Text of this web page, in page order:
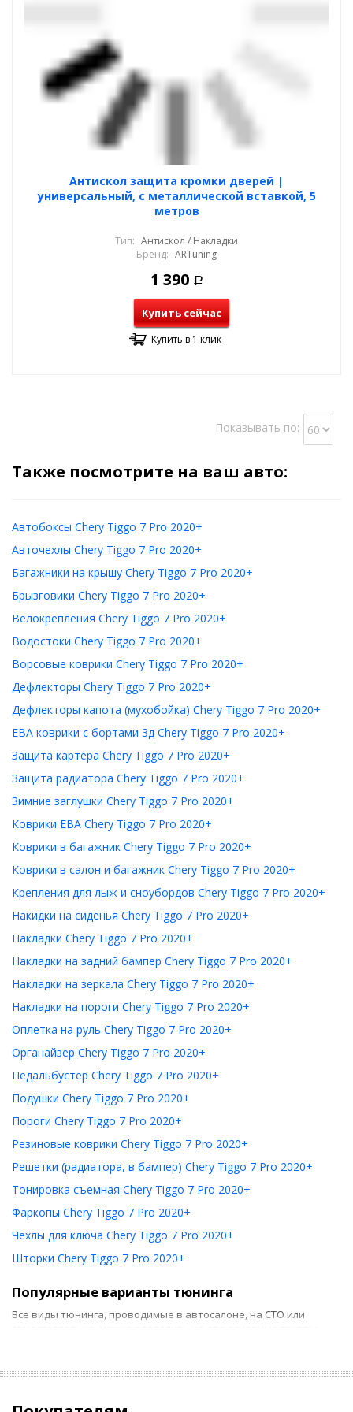
Антискол защита кромки дверей |
универсальный, с металлической вставкой, 5
метров
Тип: Антискол / Накладки
Бренд: ARTuning
1 390 Р
Купить сейчас
Купить в 1 клик
Показывать по:
Также посмотрите на ваш авто:
Автобоксы Chery Tiggo 7 Pro 2020+
Авточехлы Chery Tiggo 7 Pro 2020+
Багажники на крышу Chery Tiggo 7 Pro 2020+
Брызговики Chery Tiggo 7 Pro 2020+
Велокрепления Chery Tiggo 7 Pro 2020+
Водостоки Chery Tiggo 7 Pro 2020+
Ворсовые коврики Chery Tiggo 7 Pro 2020+
Дефлекторы Chery Tiggo 7 Pro 2020+
Дефлекторы капота (мухобойка) Chery Tiggo 7 Pro 2020+
ЕВА коврики с бортами 3д Chery Tiggo 7 Pro 2020+
Защита картера Chery Tiggo 7 Pro 2020+
Защита радиатора Chery Tiggo 7 Pro 2020+
Зимние заглушки Chery Tiggo 7 Pro 2020+
Коврики ЕВА Chery Tiggo 7 Pro 2020+
Коврики в багажник Chery Tiggo 7 Pro 2020+
Коврики в салон и багажник Chery Tiggo 7 Pro 2020+
Крепления для лыж и сноубордов Chery Tiggo 7 Pro 2020+
Накидки на сиденья Chery Tiggo 7 Pro 2020+
Накладки Chery Tiggo 7 Pro 2020+
Накладки на задний бампер Chery Tiggo 7 Pro 2020+
Накладки на зеркала Chery Tiggo 7 Pro 2020+
Накладки на пороги Chery Tiggo 7 Pro 2020+
Оплетка на руль Chery Tiggo 7 Pro 2020+
Органайзер Chery Tiggo 7 Pro 2020+
Педальбустер Chery Tiggo 7 Pro 2020+
Подушки Chery Tiggo 7 Pro 2020+
Пороги Chery Tiggo 7 Pro 2020+
Резиновые коврики Chery Tiggo 7 Pro 2020+
Решетки (радиатора, в бампер) Chery Tiggo 7 Pro 2020+
Тонировка съемная Chery Tiggo 7 Pro 2020+
Фаркопы Chery Tiggo 7 Pro 2020+
Чехлы для ключа Chery Tiggo 7 Pro 2020+
Шторки Chery Tiggo 7 Pro 2020+
Популярные варианты тюнинга
Все виды тюнинга, проводимые в автосалоне, на СТО или
новых накидок на сиденье, ковриков и т. д. Если такие